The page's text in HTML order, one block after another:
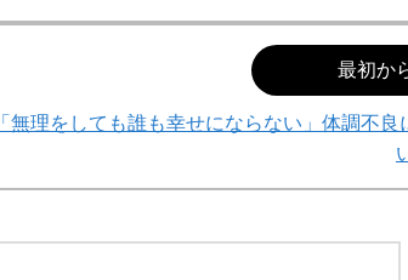
最初か
「無理をしても誰も幸せにならない」体調不